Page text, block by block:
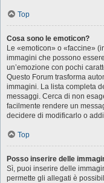
Top
Cosa sono le emoticon?
Le «emoticon» o «faccine»
immagini che possono
un’emozione con pochi
Questo Forum trasforma
immagini. La lista completa
messaggi. Cerca di non
facilmente rendere un
decidere di modificarlo o
Top
Posso inserire delle
Sì, puoi inserire delle
permette gli allegati è